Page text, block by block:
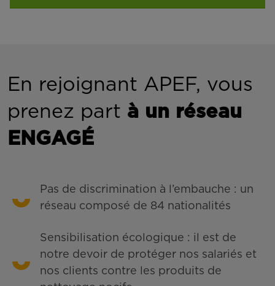
En rejoignant APEF, vous
prenez part à un réseau
ENGAGÉ
Pas de discrimination à l’embauche : un
réseau composé de 84 nationalités
Sensibilisation écologique : il est de
notre devoir de protéger nos salariés et
nos clients contre les produits de